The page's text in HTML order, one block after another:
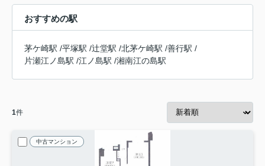
おすすめの駅
茅ケ崎駅 /平塚駅 /辻堂駅 /北茅ケ崎駅 /善行駅 /
片瀬江ノ島駅 /江ノ島駅 /湘南江の島駅
1件
中古マンション